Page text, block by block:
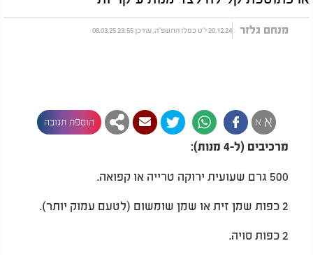
מנחם גלזר 20.12.24 י"ט כסלו התשפ"ה, עודכן 23:55 08.03.25
א א הוספת תגובה
מרכיבים (ל-4 מנות):
500 גרם שעועית ירוקה טרייה או קפואה.
2 כפות שמן זית או שמן שומשום (לטעם עמוק יותר).
2 כפות סויה.